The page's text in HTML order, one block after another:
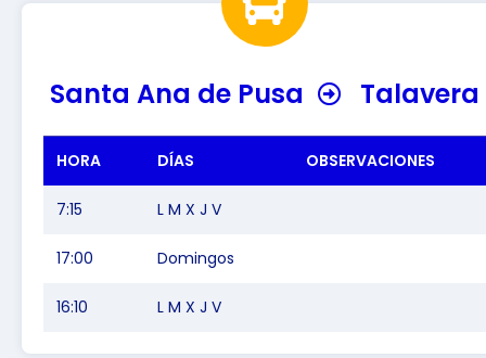
Santa Ana de Pusa Talavera
HORA DÍAS OBSERVACIONES
7:15 L M X J V
17:00 Domingos
16:10 L M X J V